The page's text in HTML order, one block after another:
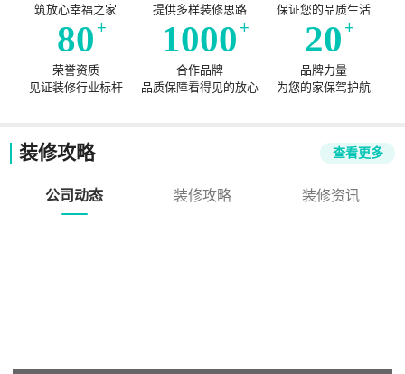
筑放心幸福之家
提供多样装修思路
保证您的品质生活
80 +
荣誉资质
见证装修行业标杆
1000 +
合作品牌
品质保障看得见的放心
20 +
品牌力量
为您的家保驾护航
装修攻略 查看更多
公司动态 装修攻略 装修资讯